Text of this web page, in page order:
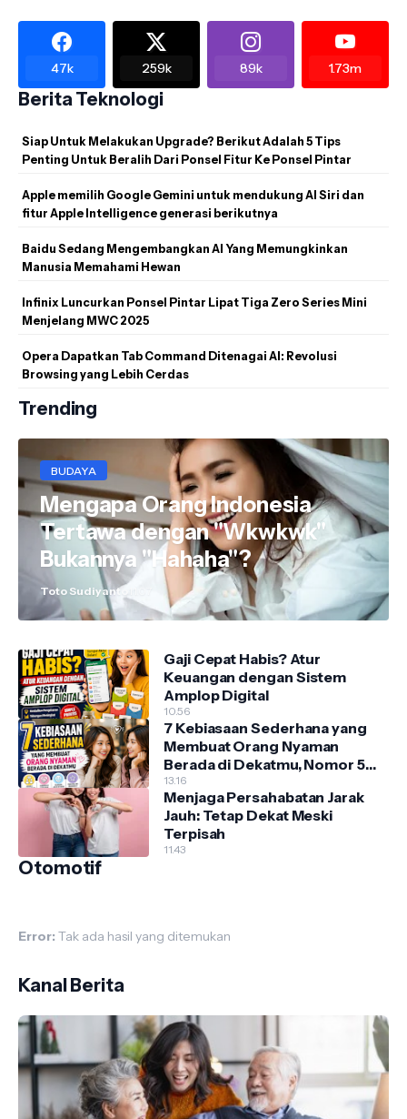
47k 259k 89k 1.73m
Berita Teknologi
Siap Untuk Melakukan Upgrade? Berikut Adalah 5 Tips
Penting Untuk Beralih Dari Ponsel Fitur Ke Ponsel Pintar
Apple memilih Google Gemini untuk mendukung AI Siri dan
fitur Apple Intelligence generasi berikutnya
Baidu Sedang Mengembangkan AI Yang Memungkinkan
Manusia Memahami Hewan
Infinix Luncurkan Ponsel Pintar Lipat Tiga Zero Series Mini
Menjelang MWC 2025
Opera Dapatkan Tab Command Ditenagai AI: Revolusi
Browsing yang Lebih Cerdas
Trending
BUDAYA
Mengapa Orang Indonesia
Tertawa dengan "Wkwkwk"
Bukannya "Hahaha"?
Toto Sudiyanto
Gaji Cepat Habis? Atur
Keuangan dengan Sistem
Amplop Digital
10.56
7 Kebiasaan Sederhana yang
Membuat Orang Nyaman
Berada di Dekatmu, Nomor 5
Sering Diabaikan!
13.16
Menjaga Persahabatan Jarak
Jauh: Tetap Dekat Meski
Terpisah
11.43
Otomotif
Error: Tak ada hasil yang ditemukan
Kanal Berita